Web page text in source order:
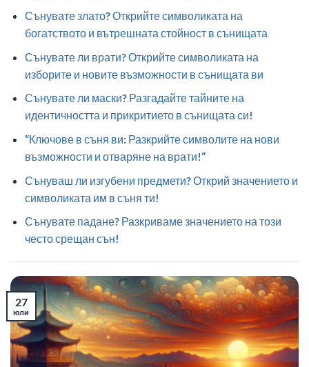
Сънувате злато? Открийте символиката на
богатството и вътрешната стойност в сънищата
Сънувате ли врати? Открийте символиката на
изборите и новите възможности в сънищата ви
Сънувате ли маски? Разгадайте тайните на
идентичността и прикритието в сънищата си!
“Ключове в съня ви: Разкрийте символите на нови
възможности и отваряне на врати!”
Сънуваш ли изгубени предмети? Открий значението и
символиката им в съня ти!
Сънувате падане? Разкриваме значението на този
често срещан сън!
27
юли